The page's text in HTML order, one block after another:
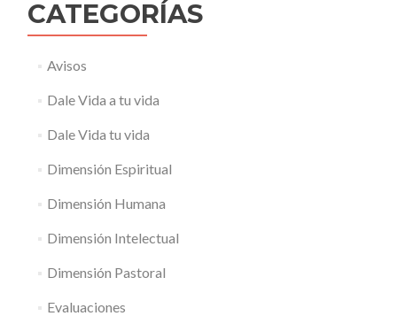
CATEGORÍAS
Avisos
Dale Vida a tu vida
Dale Vida tu vida
Dimensión Espiritual
Dimensión Humana
Dimensión Intelectual
Dimensión Pastoral
Evaluaciones